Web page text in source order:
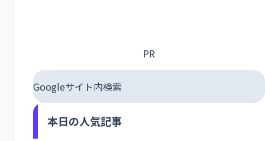
PR
Googleサイト内検索
本日の人気記事